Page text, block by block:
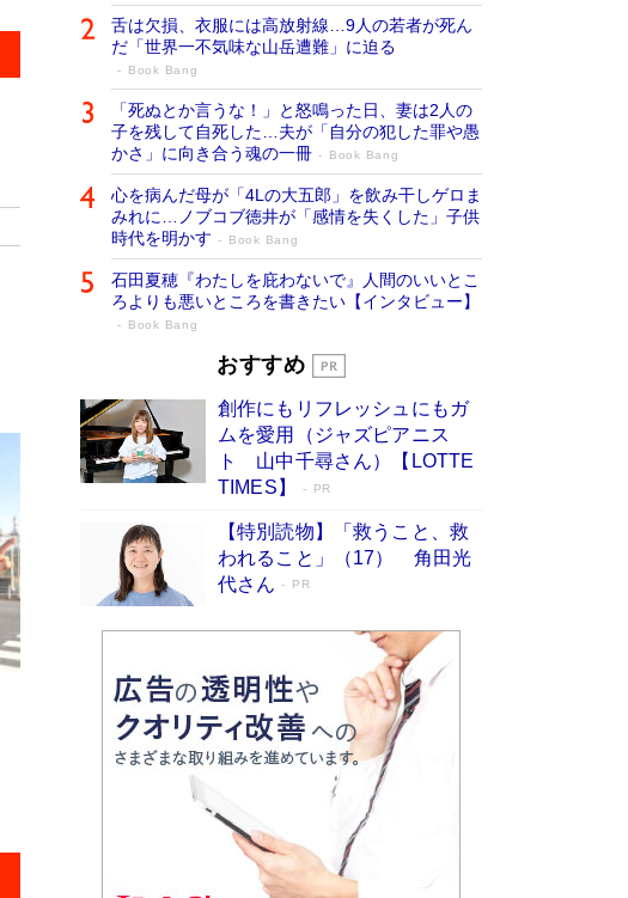
舌は欠損、衣服には高放射線…9人の若者が死ん
だ「世界一不気味な山岳遭難」に迫る
Book Bang
「死ぬとか言うな！」と怒鳴った日、妻は2人の
子を残して自死した…夫が「自分の犯した罪や愚
かさ」に向き合う魂の一冊
Book Bang
心を病んだ母が「4Lの大五郎」を飲み干しゲロま
みれに…ノブコブ徳井が「感情を失くした」子供
時代を明かす
Book Bang
石田夏穂『わたしを庇わないで』人間のいいとこ
ろよりも悪いところを書きたい【インタビュー】
Book Bang
「叱って伸びるやつは、褒めたらもっと伸
た“人を育てるコツ”…芸への考え方を明か
す
Book Bang
「『火垂るの墓』は、大嘘である」原作者が抱き
続けた“自責の念”とは…「自己憐憫は描きたくな
い」監督が徹底的にこだわったこと（後編） #
戦争の記憶
Book Bang
美輪明宏 晩年の回答を集めた『ほほえんで生き
るための人生相談』がランクイン［エンターテイ
メントベストセラー］
Book Bang
「宇宙兄弟」最終46巻がベストセラー1位 宇宙
開発への関心を押し上げた18年の物語に幕 特装
版には「宇宙で描かれたマンガ」も収録
Book Bang
友近氏、絶賛！ 鎌倉を舞台に、孤独を抱えた
人々が新たな一歩を踏み出す連作短篇集『海のほ
とりのプラネット』試し読み
Book Bang
おすすめ
創作にもリフレッシュにもガ
ムを愛用（ジャズピアニス
ト 山中千尋さん）【LOTTE
TIMES】
PR
【特別読物】「救うこと、救
われること」（17） 角田光
代さん
PR